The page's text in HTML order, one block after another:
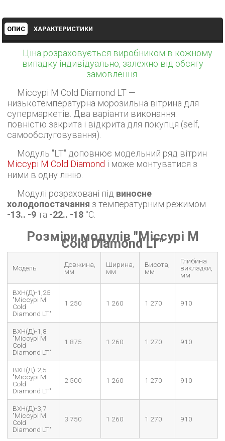
ОПИС ХАРАКТЕРИСТИКИ
Ціна розраховується виробником в кожному
випадку індивідуально, залежно від обсягу
замовлення.
Міссурі М Cold Diamond LT —
низькотемпературна морозильна вітрина для
супермаркетів. Два варіанти виконання:
повністю закрита і відкрита для покупця (self,
самообслуговування).
Модуль "LT" доповнює модельний ряд вітрин
Міссурі М Cold Diamond і може монтуватися з
ними в одну лінію.
Модулі розраховані під виносне
холодопостачання з температурним режимом
-13.. -9та -22.. -18 °С.
Розміри модулів "Міссурі М
Cold Diamond LT"
Модель
Довжина,
мм
Ширина,
мм
Висота,
мм
Глибина
викладки,
мм
ВХН(Д)-1,25
"Міссурі М
Cold
Diamond LT"
1 250 1 260 1 270 910
ВХН(Д)-1,8
"Міссурі М
Cold
Diamond LT"
1 875 1 260 1 270 910
ВХН(Д)-2,5
"Міссурі М
Cold
Diamond LT"
2 500 1 260 1 270 910
ВХН(Д)-3,7
"Міссурі М
Cold
Diamond LT"
3 750 1 260 1 270 910